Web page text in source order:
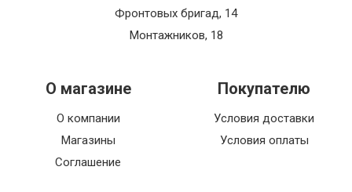
Фронтовых бригад, 14
Монтажников, 18
О магазине
О компании
Магазины
Соглашение
Покупателю
Условия доставки
Условия оплаты